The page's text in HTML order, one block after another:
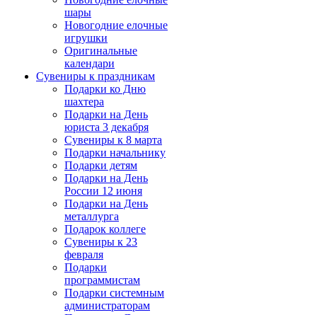
шары
Новогодние елочные
игрушки
Оригинальные
календари
Сувениры к праздникам
Подарки ко Дню
шахтера
Подарки на День
юриста 3 декабря
Сувениры к 8 марта
Подарки начальнику
Подарки детям
Подарки на День
России 12 июня
Подарки на День
металлурга
Подарок коллеге
Сувениры к 23
февраля
Подарки
программистам
Подарки системным
администраторам